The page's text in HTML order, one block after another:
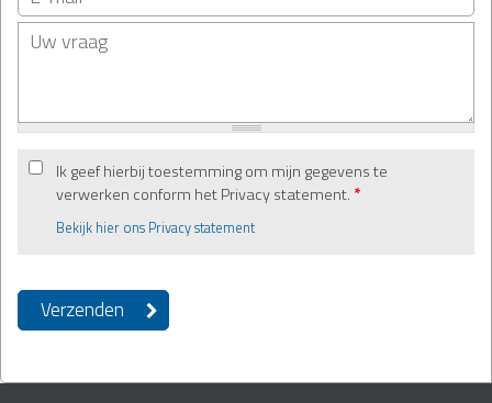
Ik geef hierbij toestemming om mijn gegevens te
verwerken conform het Privacy statement. *
Bekijk hier ons Privacy statement